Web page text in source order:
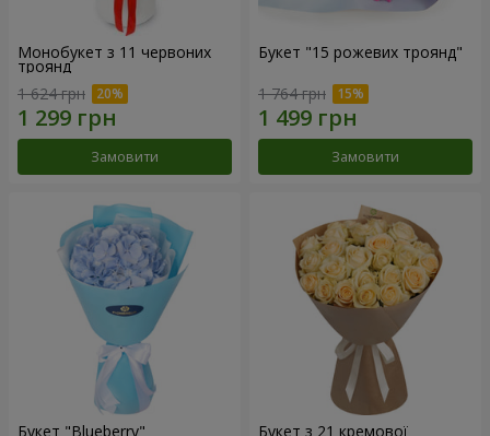
Монобукет з 11 червоних
троянд
1 624 грн
Замовити
Букет "15 рожевих троянд"
1 764 грн
Замовити
Букет "Blueberry" Букет з 21 кремової